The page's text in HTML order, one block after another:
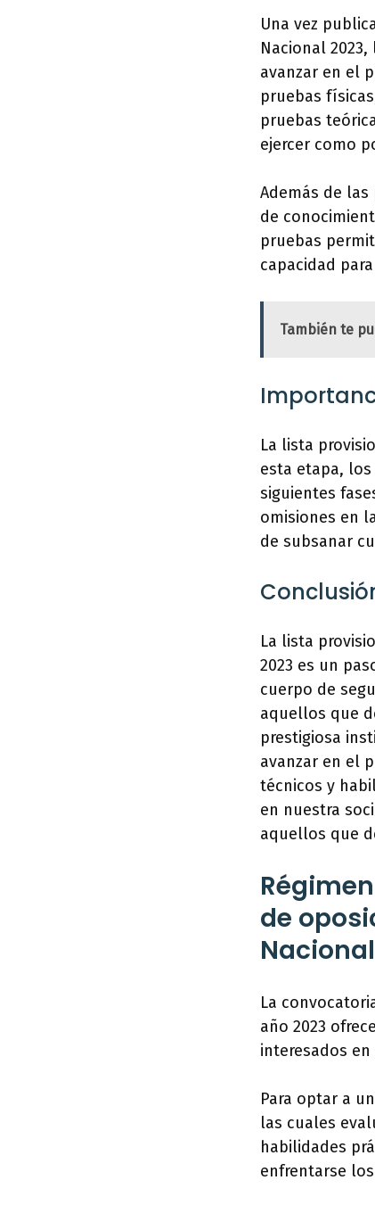
Una vez
Nacional
avanzar en el
pruebas
pruebas
ejercer como
Además de
de
pruebas
capacidad
También te
La lista
esta etapa,
siguientes
omisiones en
de subsanar
La lista
2023 es un
cuerpo de
aquellos que
prestigiosa
avanzar en el
técnicos y
en nuestra
aquellos que
de
Nacional
La
año 2023
interesados
Para optar a
las cuales
habilidades
enfrentarse